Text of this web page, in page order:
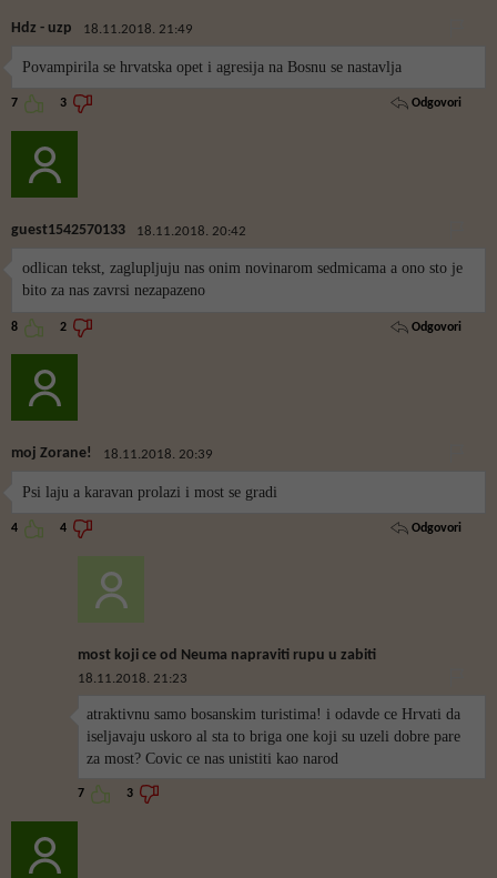
Hdz - uzp 18.11.2018. 21:49
Povampirila se hrvatska opet i agresija na Bosnu se nastavlja
7 3 Odgovori
guest1542570133 18.11.2018. 20:42
odlican tekst, zaglupljuju nas onim novinarom sedmicama a ono sto je
bito za nas zavrsi nezapazeno
8 2 Odgovori
moj Zorane! 18.11.2018. 20:39
Psi laju a karavan prolazi i most se gradi
4 4 Odgovori
most koji ce od Neuma napraviti rupu u zabiti
18.11.2018. 21:23
atraktivnu samo bosanskim turistima! i odavde ce Hrvati da
iseljavaju uskoro al sta to briga one koji su uzeli dobre pare
za most? Covic ce nas unistiti kao narod
7 3